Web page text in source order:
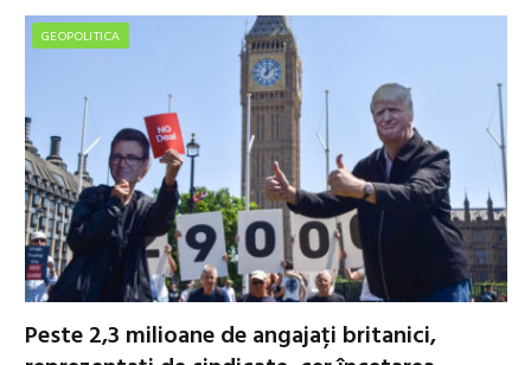
GEOPOLITICA
Peste 2,3 milioane de angajați britanici,